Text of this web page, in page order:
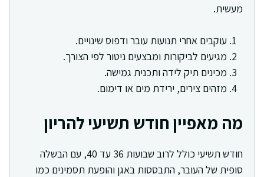
מעשית.
עוקבים אחרי תנועות עובר ודפוס שינויים.
מגיעים לביקורות ומבצעים ניטור לפי הצורך.
מכינים תיק לידה ותכנית גמישה.
מזהים צירים, ירידת מים או דימום.
מה מאפיין חודש תשיעי להריון
חודש תשיעי כולל לרוב שבועות 36 עד 40, עם הבשלה
סופית של העובר, התבססות באגן והופעת תסמינים כמו